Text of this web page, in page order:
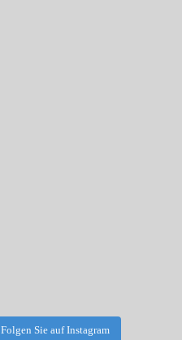
Folgen Sie auf Instagram